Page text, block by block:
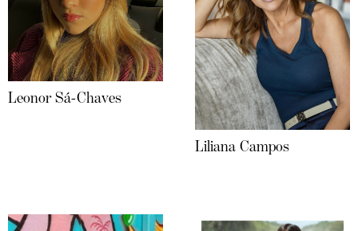
Leonor Sá-Chaves
Liliana Campos